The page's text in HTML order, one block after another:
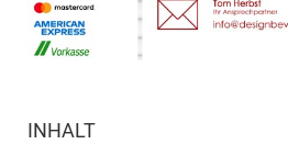
INHALT